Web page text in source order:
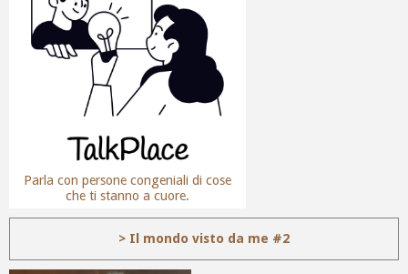
Parla con persone congeniali di cose
che ti stanno a cuore.
> Il mondo visto da me #2